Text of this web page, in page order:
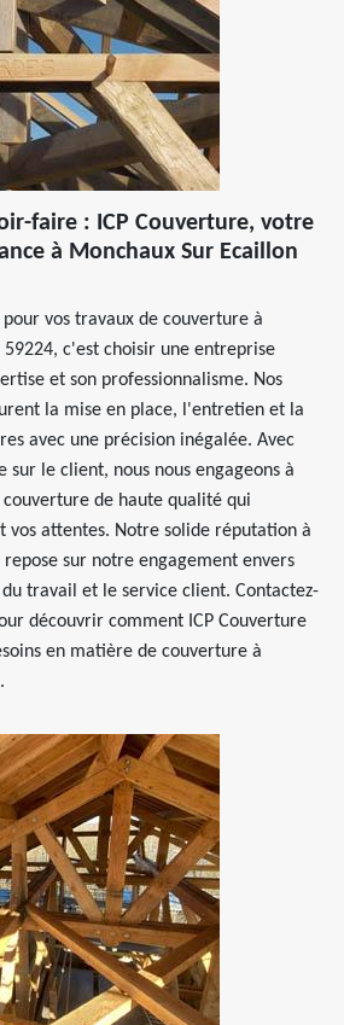
faire : ICP Couverture, votre
à Monchaux Sur Ecaillon
vos travaux de couverture à
59224, c'est choisir une entreprise
et son professionnalisme. Nos
la mise en place, l'entretien et la
avec une précision inégalée. Avec
sur le client, nous nous engageons à
de haute qualité qui
vos attentes. Notre solide réputation à
repose sur notre engagement envers
travail et le service client. Contactez-
découvrir comment ICP Couverture
en matière de couverture à